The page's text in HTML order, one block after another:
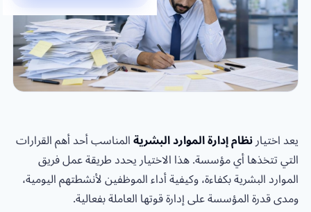
يعد اختيارنظام إدارة الموارد البشريةالمناسب أحد أهم القرارات
التي تتخذها أي مؤسسة. هذا الاختيار يحدد طريقة عمل فريق
الموارد البشرية بكفاءة، وكيفية أداء الموظفين لأنشطتهم اليومية،
ومدى قدرة المؤسسة على إدارة قوتها العاملة بفعالية.